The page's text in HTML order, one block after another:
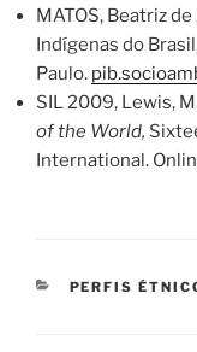
MATOS, Beatriz
Indígenas do
Paulo.
SIL 2009, Lewis,
of the World,
International.
CATEGORIES
PERFIS